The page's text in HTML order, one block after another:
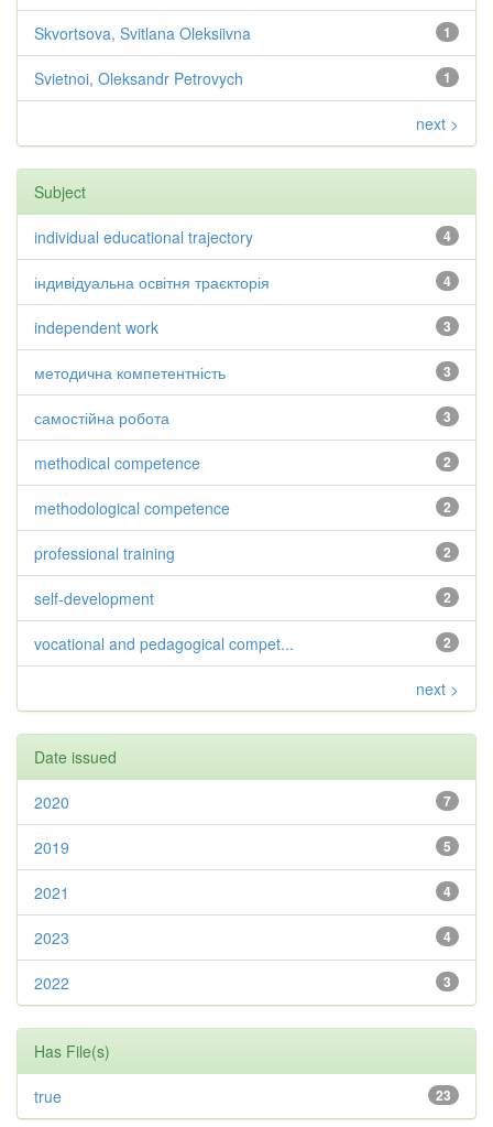
1
Skvortsova, Svitlana Oleksiivna
1
Svietnoi, Oleksandr Petrovych
next >
Subject
4
individual educational trajectory
4
індивідуальна освітня траєкторія
3
independent work
3
методична компетентність
3
самостійна робота
2
methodical competence
2
methodological competence
2
professional training
2
self-development
2
vocational and pedagogical compet...
next >
Date issued
7
2020
5
2019
4
2021
4
2023
3
2022
Has File(s)
23
true